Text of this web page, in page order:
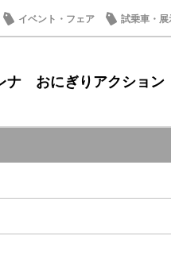
イベント・フェア 試乗車・展
ナ おにぎりアクショ